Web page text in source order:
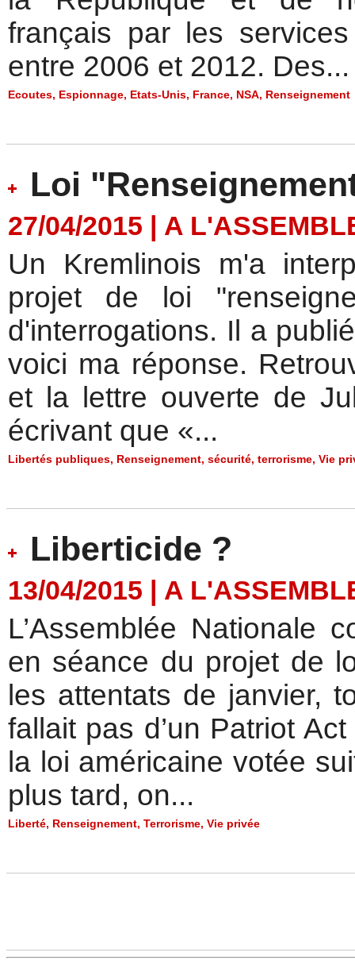
français par les
entre 2006 et 2012. Des...
Ecoutes, Espionnage, Etats-Unis, France, NSA, Renseignement
Loi
27/04/2015 | A
Un Kremlinois m'a
projet de loi
d'interrogations. Il a
voici ma réponse.
et la lettre ouverte de
écrivant que «...
Libertés publiques, Renseignement, sécurité, terrorisme, Vie
Liberticide ?
13/04/2015 | A
L’Assemblée Nationale
en séance du projet de
les attentats de janvier,
fallait pas d’un Patriot
la loi américaine votée
plus tard, on...
Liberté, Renseignement, Terrorisme, Vie privée